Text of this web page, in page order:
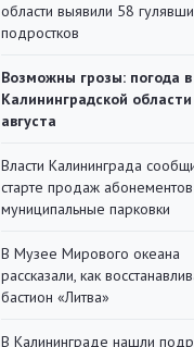
области выявили 58
подростков
Возможны грозы: погода в
Калининградской
августа
Власти Калининграда
старте продаж
муниципальные парковки
В Музее Мирового океана
рассказали, как
бастион «Литва»
В Калининграде нашли